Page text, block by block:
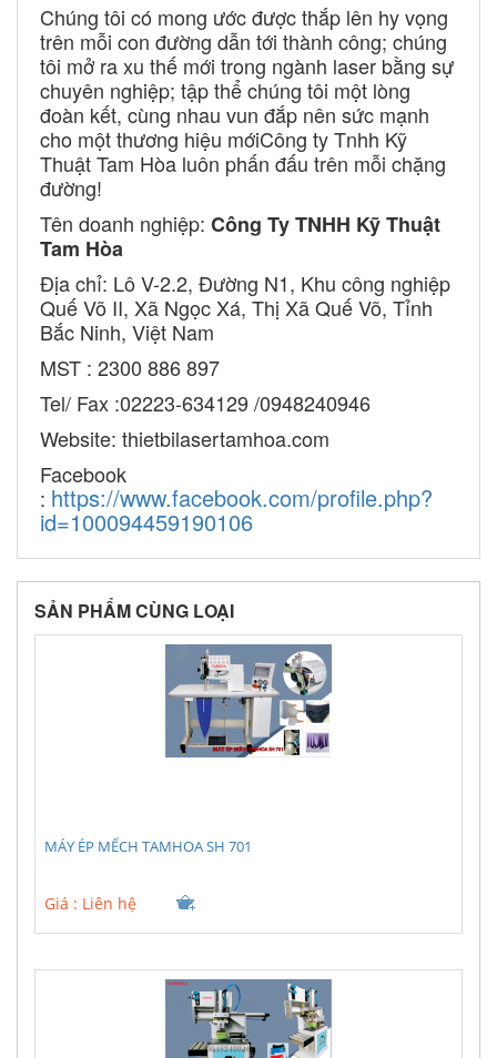
Chúng tôi có mong ước được thắp lên hy vọng
trên mỗi con đường dẫn tới thành công; chúng
tôi mở ra xu thế mới trong ngành laser bằng sự
chuyên nghiệp; tập thể chúng tôi một lòng
đoàn kết, cùng nhau vun đắp nên sức mạnh
cho một thương hiệu mớiCông ty Tnhh Kỹ
Thuật Tam Hòa luôn phấn đấu trên mỗi chặng
đường!
Tên doanh nghiệp: Công Ty TNHH Kỹ Thuật
Tam Hòa
Địa chỉ: Lô V-2.2, Đường N1, Khu công nghiệp
Quế Võ II, Xã Ngọc Xá, Thị Xã Quế Võ, Tỉnh
Bắc Ninh, Việt Nam
MST : 2300 886 897
Tel/ Fax :02223-634129 /0948240946
Website: thietbilasertamhoa.com
Facebook
: https://www.facebook.com/profile.php?
id=100094459190106
SẢN PHẨM CÙNG LOẠI
MÁY ÉP MẾCH TAMHOA SH 701
Giá : Liên hệ